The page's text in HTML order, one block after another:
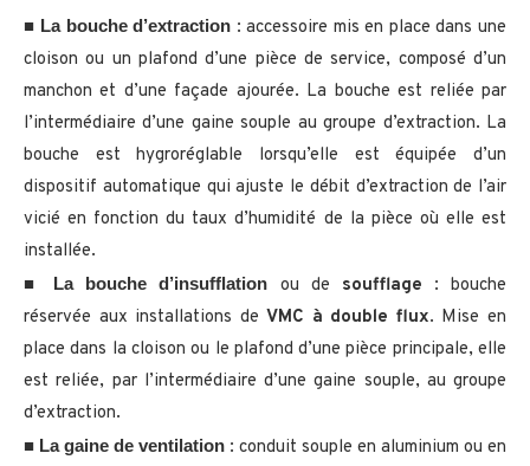
■ La bouche d’extraction : accessoire mis en place dans une
cloison ou un plafond d’une pièce de service, composé d’un
manchon et d’une façade ajourée. La bouche est reliée par
l’intermédiaire d’une gaine souple au groupe d’extraction. La
bouche est hygroréglable lorsqu’elle est équipée d’un
dispositif automatique qui ajuste le débit d’extraction de l’air
vicié en fonction du taux d’humidité de la pièce où elle est
installée.
■
La bouche d’insufflation ou de soufflage : bouche
réservée aux installations deVMC à double flux. Mise en
place dans la cloison ou le plafond d’une pièce principale, elle
est reliée, par l’intermédiaire d’une gaine souple, au groupe
d’extraction.
■ La gaine de ventilation : conduit souple en aluminium ou en